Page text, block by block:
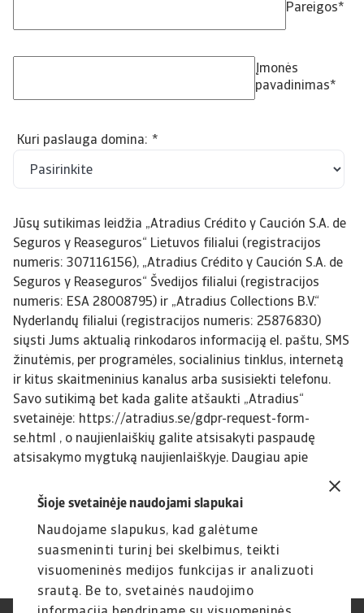
Šioje svetainėje naudojami slapukai
Naudojame slapukus, kad galėtume
suasmeninti turinį bei skelbimus, teikti
visuomeninės medijos funkcijas ir analizuoti
srautą. Be to, svetainės naudojimo
Pareigos*
Įmonės
pavadinimas*
Kuri paslauga domina: *
Jūsų sutikimas leidžia „Atradius Crédito y Caución S.A. de
Seguros y Reaseguros“ Lietuvos filialui (registracijos
numeris: 307116156), „Atradius Crédito y Caución S.A. de
Seguros y Reaseguros“ Švedijos filialui (registracijos
numeris: ESA 28008795) ir „Atradius Collections B.V.“
Nyderlandų filialui (registracijos numeris: 25876830)
siųsti Jums aktualią rinkodaros informaciją el. paštu, SMS
žinutėmis, per programėles, socialinius tinklus, internetą
ir kitus skaitmeninius kanalus arba susisiekti telefonu.
Savo sutikimą bet kada galite atšaukti „Atradius“
svetainėje: https://atradius.se/gdpr-request-form-
se.html , o naujienlaiškių galite atsisakyti paspaudę
atsisakymo mygtuką naujienlaiškyje. Daugiau apie
https://atradius.se/privacy-statement.html